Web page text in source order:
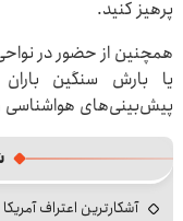
پرهیز کنید.
همچنین از حضور در
یا بارش سنگین
پیش‌بینی‌های هواشناسی
آشکارترین اعتراف